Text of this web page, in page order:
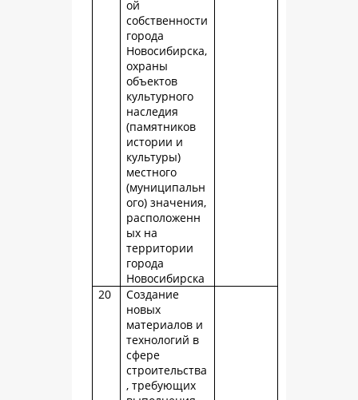
ой
собственности
города
Новосибирска,
охраны
объектов
культурного
наследия
(памятников
истории и
культуры)
местного
(муниципальн
ого) значения,
расположенн
ых на
территории
города
Новосибирска
20
Создание
новых
материалов и
технологий в
сфере
строительства
, требующих